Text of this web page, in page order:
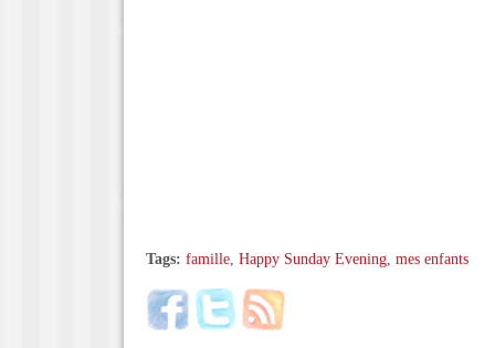
Tags: famille Happy Sunday Evening mes enfants